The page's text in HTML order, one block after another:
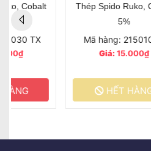
Thép Spido Ruko, Cobalt
Mã hàng: 215010TX
HẾT HÀNG